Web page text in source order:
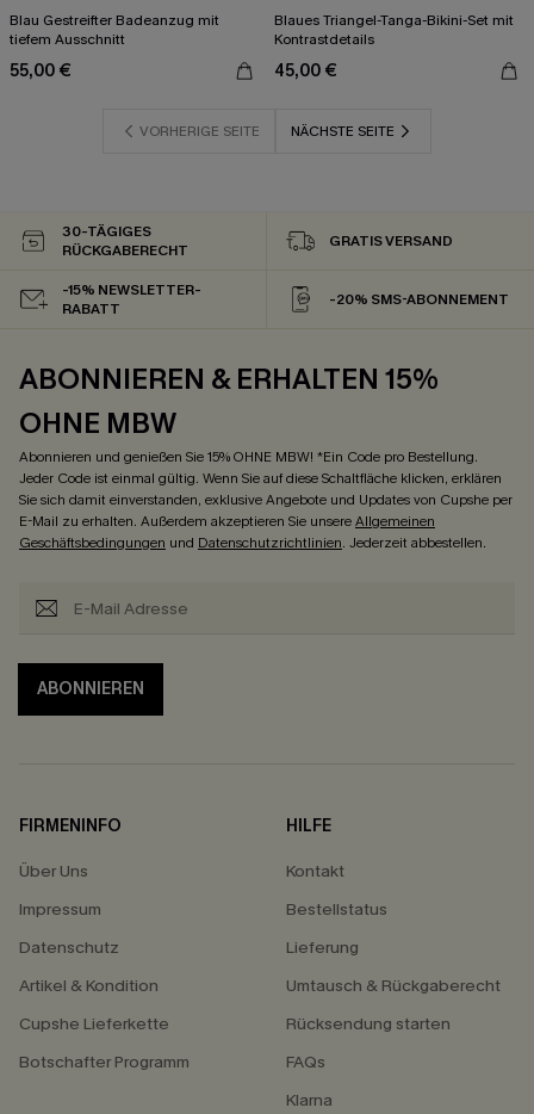
Blau Gestreifter Badeanzug mit
tiefem Ausschnitt
55,00 €
Blaues Triangel-Tanga-Bikini-Set mit
Kontrastdetails
45,00 €
VORHERIGE SEITE NÄCHSTE SEITE
30-TÄGIGES
RÜCKGABERECHT
GRATIS VERSAND
-15% NEWSLETTER-
RABATT
-20% SMS-ABONNEMENT
ABONNIEREN & ERHALTEN 15%
OHNE MBW
Abonnieren und genießen Sie 15% OHNE MBW! *Ein Code pro Bestellung.
Jeder Code ist einmal gültig. Wenn Sie auf diese Schaltfläche klicken, erklären
Sie sich damit einverstanden, exklusive Angebote und Updates von Cupshe per
E-Mail zu erhalten. Außerdem akzeptieren Sie unsereAllgemeinen
Geschäftsbedingungen und Datenschutzrichtlinien. Jederzeit abbestellen.
ABONNIEREN
FIRMENINFO
Über Uns
Impressum
Datenschutz
Artikel & Kondition
Cupshe Lieferkette
Botschafter Programm
HILFE
Kontakt
Bestellstatus
Lieferung
Umtausch & Rückgaberecht
Rücksendung starten
FAQs
Klarna